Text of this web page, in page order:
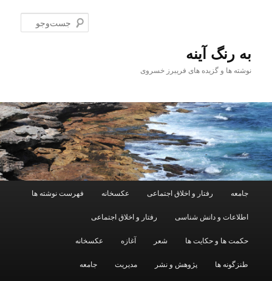
به رنگ آينه
نوشته ها و گزیده های فریبرز خسروی
جامعه رفتار و اخلاق اجتماعی عکسخانه فهرست نوشته ها
اطلاعات و دانش شناسی رفتار و اخلاق اجتماعی
حکمت ها و حکایت ها شعر آغازه عکسخانه
طنزگونه ها پژوهش و نشر مدیریت جامعه